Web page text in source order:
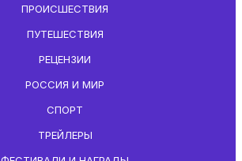
ПРОИСШЕСТВИЯ
ПУТЕШЕСТВИЯ
РЕЦЕНЗИИ
РОССИЯ И МИР
СПОРТ
ТРЕЙЛЕРЫ